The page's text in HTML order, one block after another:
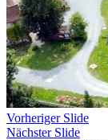
Vorheriger Slide
Nächster Slide